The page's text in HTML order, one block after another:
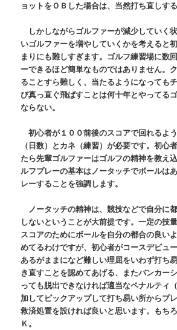
ョットをＯＢした場合は、当然打ち直しす
しかしながらゴルファーが減少していく
いゴルファーを増やしていくかを考えると
まりにも難しすぎます。ゴルフ練習場に数
ーできるほど簡単なものではありません。
ることすら難しく、当たるようになっても
び真っ直ぐ飛ばすことは何十年とやってる
ならない。
初心者が１００前後のスコアで回れるよ
（日数）とカネ（練習）が必要です。初心
たら先輩ゴルファーはゴルフの精神を教え
ルフプレーの基本はノータッチでボールは
レーすることを強調します。
ノータッチの精神は、競技などで自分に
しないということが大前提です。一定の技
スコアのためにボールを自分の都合の良い
めてるわけですが、初心者がコースデビュ
あるがままになど難しい理屈をいわず打ち
き直すことを認めてあげる、またバンカー
っても脱出できなければ適当なペナルティ
加してピックアップして打ち易い所からプ
救済処置を設ければ良いと思います。もち
Ｋ。